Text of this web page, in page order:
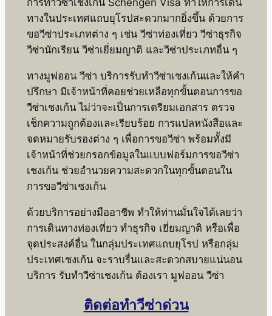
การทำวีซ่าเชงเก้น Schengen Visa ทำให้การเดิน
ทางในประเทศแถบยุโรปสะดวกมากยิ่งขึ้น ด้วยการ
ขอวีซ่าประเภทต่าง ๆ เช่น วีซ่าท่องเที่ยว วีซ่าธุรกิจ
วีซ่านักเรียน วีซ่าเยี่ยมญาติ และวีซ่าประเภทอื่น ๆ
ทางมูฟออน วีซ่า บริการรับทำวีซ่าเชงเก้นและให้คำ
ปรึกษา มีเจ้าหน้าที่คอยช่วยเหลือทุกขั้นตอนการขอ
วีซ่าเชงเก้น ไม่ว่าจะเป็นการเตรียมเอกสาร ตรวจ
เช็กความถูกต้องและเรียบร้อย การแปลหนังสือและ
จดหมายรับรองต่าง ๆ เพื่อการขอวีซ่า พร้อมทั้งมี
เจ้าหน้าที่ช่วยกรอกข้อมูลในแบบฟอร์มการขอวีซ่า
เชงเก้น ช่วยอำนวยความสะดวกในทุกขั้นตอนใน
การขอวีซ่าเชงเก้น
ด้วยบริการอย่างมืออาชีพ ทำให้ท่านมั่นใจได้เลยว่า
การเดินทางท่องเที่ยว ทำธุรกิจ เยี่ยมญาติ หรือเพื่อ
จุดประสงค์อื่น ในกลุ่มประเทศแถบยุโรป หรือกลุ่ม
ประเทศเชงเก้น จะราบรื่นและสะดวกสบายแน่นอน
บริการ รับทำวีซ่าเชงเก้น ต้องเรา มูฟออน วีซ่า
ติดต่อทำวีซ่าด่วน